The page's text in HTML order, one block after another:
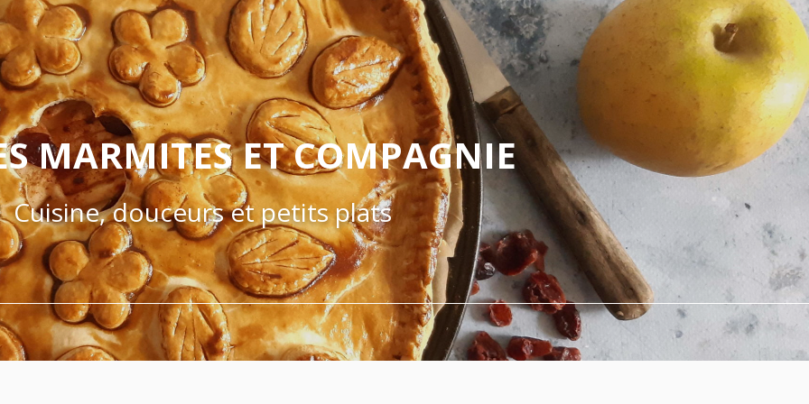
MARMITES ET COMPAGNIE
Cuisine, douceurs et petits plats